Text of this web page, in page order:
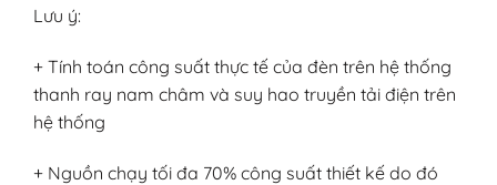
Lưu ý:
+ Tính toán công suất thực tế của đèn trên hệ thống
thanh ray nam châm và suy hao truyền tải điện trên
hệ thống
+ Nguồn chạy tối đa 70% công suất thiết kế do đó